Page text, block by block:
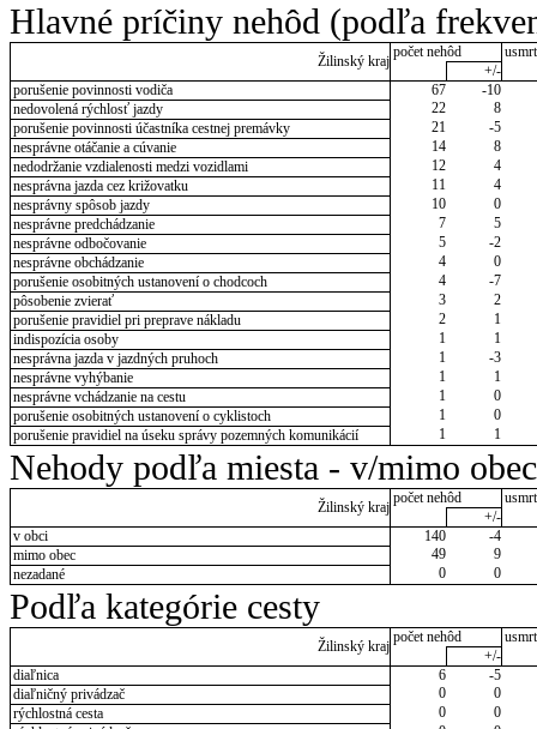
Hlavné príčiny nehôd (podľa
Žilinský kraj
počet nehôd
+/-
porušenie povinnosti vodiča
67
-10
nedovolená rýchlosť jazdy
22
8
porušenie povinnosti účastníka cestnej premávky
21
-5
nesprávne otáčanie a cúvanie
14
8
nedodržanie vzdialenosti medzi vozidlami
12
4
nesprávna jazda cez križovatku
11
4
nesprávny spôsob jazdy
10
0
nesprávne predchádzanie
7
5
nesprávne odbočovanie
5
-2
nesprávne obchádzanie
4
0
porušenie osobitných ustanovení o chodcoch
4
-7
pôsobenie zvierať
3
2
porušenie pravidiel pri preprave nákladu
2
1
indispozícia osoby
1
1
nesprávna jazda v jazdných pruhoch
1
-3
nesprávne vyhýbanie
1
1
nesprávne vchádzanie na cestu
1
0
porušenie osobitných ustanovení o cyklistoch
1
0
porušenie pravidiel na úseku správy pozemných komunikácií
1 1
Nehody podľa miesta - v/mimo obec
Žilinský kraj
počet nehôd
+/-
v obci
140
-4
mimo obec
49
9
nezadané
0 0
Podľa kategórie cesty
Žilinský kraj
počet nehôd
+/-
diaľnica
6
-5
diaľničný privádzač
0
0
rýchlostná cesta
0
0